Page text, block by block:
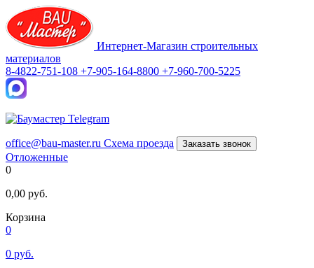
Интернет-Магазин строительных
материалов
8-4822-751-108 +7-905-164-8800 +7-960-700-5225
office@bau-master.ru Схема проезда Заказать звонок
Отложенные
0
0,00 руб.
Корзина
0
0 руб.